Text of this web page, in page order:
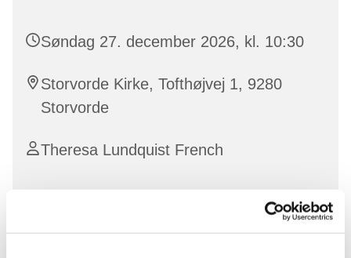
Søndag 27. december 2026, kl. 10:30
Storvorde Kirke, Tofthøjvej 1, 9280
Storvorde
Theresa Lundquist French